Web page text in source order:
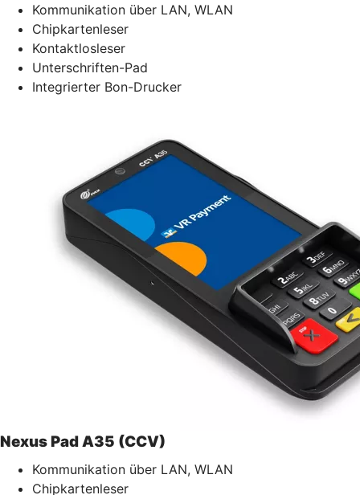
Kommunikation über LAN, WLAN
Chipkartenleser
Kontaktlosleser
Unterschriften-Pad
Integrierter Bon-Drucker
Nexus Pad A35 (CCV)
Kommunikation über LAN, WLAN
Chipkartenleser